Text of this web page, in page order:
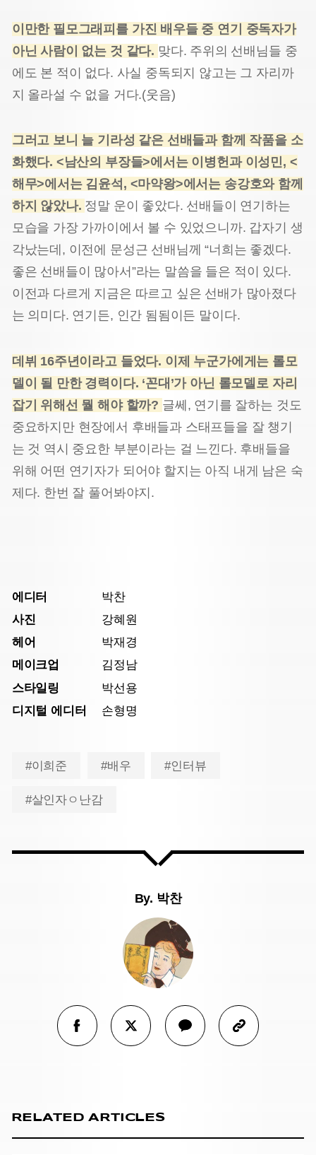
이만한 필모그래피를 가진 배우들 중 연기 중독자가
아닌 사람이 없는 것 같다. 맞다. 주위의 선배님들 중
에도 본 적이 없다. 사실 중독되지 않고는 그 자리까
지 올라설 수 없을 거다.(웃음)
그러고 보니 늘 기라성 같은 선배들과 함께 작품을 소
화했다. <남산의 부장들>에서는 이병헌과 이성민, <
해무>에서는 김윤석, <마약왕>에서는 송강호와 함께
하지 않았나. 정말 운이 좋았다. 선배들이 연기하는
모습을 가장 가까이에서 볼 수 있었으니까. 갑자기 생
각났는데, 이전에 문성근 선배님께 “너희는 좋겠다.
좋은 선배들이 많아서”라는 말씀을 들은 적이 있다.
이전과 다르게 지금은 따르고 싶은 선배가 많아졌다
는 의미다. 연기든, 인간 됨됨이든 말이다.
데뷔 16주년이라고 들었다. 이제 누군가에게는 롤모
델이 될 만한 경력이다. ‘꼰대’가 아닌 롤모델로 자리
잡기 위해선 뭘 해야 할까? 글쎄, 연기를 잘하는 것도
중요하지만 현장에서 후배들과 스태프들을 잘 챙기
는 것 역시 중요한 부분이라는 걸 느낀다. 후배들을
위해 어떤 연기자가 되어야 할지는 아직 내게 남은 숙
제다. 한번 잘 풀어봐야지.
에디터
박찬
사진
강혜원
헤어
박재경
메이크업
김정남
스타일링
박선용
디지털 에디터
손형명
#이희준 #배우 #인터뷰
#살인자ㅇ난감
By. 박찬
RELATED ARTICLES